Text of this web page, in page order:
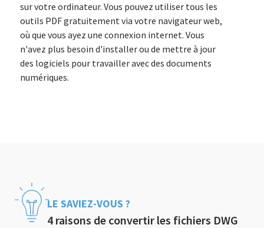
sur votre ordinateur. Vous pouvez utiliser tous les
outils PDF gratuitement via votre navigateur web,
où que vous ayez une connexion internet. Vous
n'avez plus besoin d'installer ou de mettre à jour
des logiciels pour travailler avec des documents
numériques.
LE SAVIEZ-VOUS ?
4 raisons de convertir les fichiers DWG